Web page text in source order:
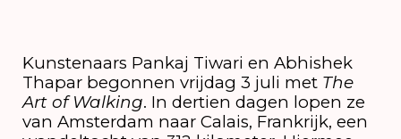
Kunstenaars Pankaj Tiwari en Abhishek
Thapar begonnen vrijdag 3 juli met The
Art of Walking. In dertien dagen lopen ze
van Amsterdam naar Calais, Frankrijk, een